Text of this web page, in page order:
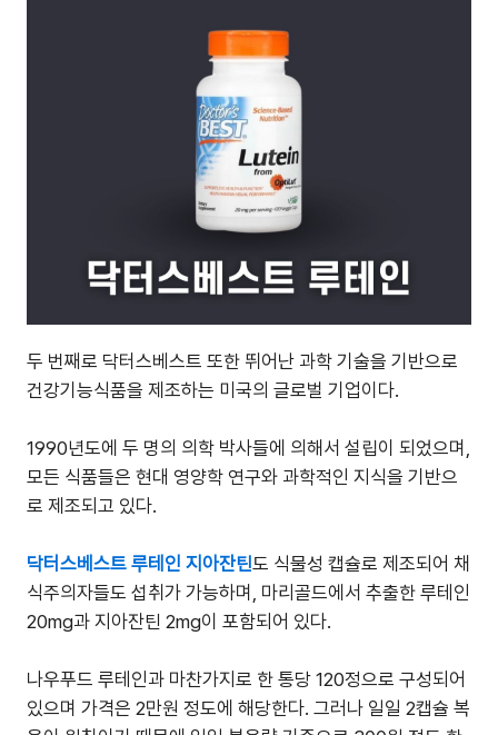
두 번째로 닥터스베스트 또한 뛰어난 과학 기술을 기반으로
건강기능식품을 제조하는 미국의 글로벌 기업이다.
1990년도에 두 명의 의학 박사들에 의해서 설립이 되었으며,
모든 식품들은 현대 영양학 연구와 과학적인 지식을 기반으
로 제조되고 있다.
닥터스베스트 루테인 지아잔틴도 식물성 캡슐로 제조되어 채
식주의자들도 섭취가 가능하며, 마리골드에서 추출한 루테인
20mg과 지아잔틴 2mg이 포함되어 있다.
나우푸드 루테인과 마찬가지로 한 통당 120정으로 구성되어
있으며 가격은 2만원 정도에 해당한다. 그러나 일일 2캡슐 복